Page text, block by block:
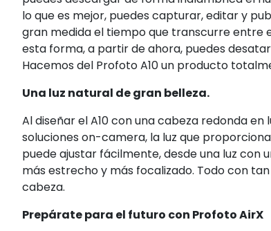
lo que es mejor, puedes capturar, editar y
gran medida el tiempo que transcurre entre
esta forma, a partir de ahora, puedes
Hacemos del Profoto A10 un producto
Una luz natural de gran belleza.
Al diseñar el A10 con una cabeza redonda
soluciones on-camera, la luz que
puede ajustar fácilmente, desde una luz con
más estrecho y más focalizado. Todo con
cabeza.
Prepárate para el futuro con Profoto AirX